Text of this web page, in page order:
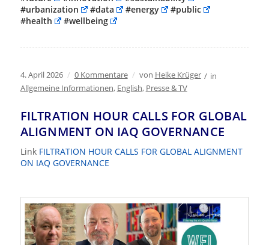
#urbanization
#data #energy
#public
#health
#wellbeing
4. April 2026 / 0 Kommentare / von Heike Krüger / in
Allgemeine Informationen, English, Presse & TV
FILTRATION HOUR CALLS FOR GLOBAL
ALIGNMENT ON IAQ GOVERNANCE
Link FILTRATION HOUR CALLS FOR GLOBAL ALIGNMENT
ON IAQ GOVERNANCE